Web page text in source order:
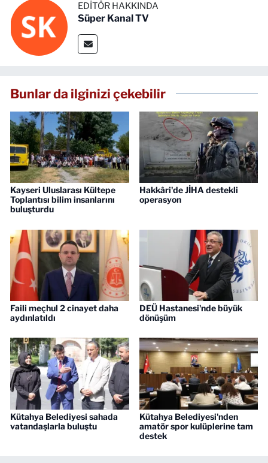
EDITÖR HAKKINDA
Süper Kanal TV
Bunlar da ilginizi çekebilir
Kayseri Uluslarası Kültepe
Toplantısı bilim insanlarını
buluşturdu
Hakkâri'de JİHA destekli
operasyon
Faili meçhul 2 cinayet daha
aydınlatıldı
DEÜ Hastanesi'nde büyük
dönüşüm
Kütahya Belediyesi sahada
vatandaşlarla buluştu
Kütahya Belediyesi'nden
amatör spor kulüplerine tam
destek